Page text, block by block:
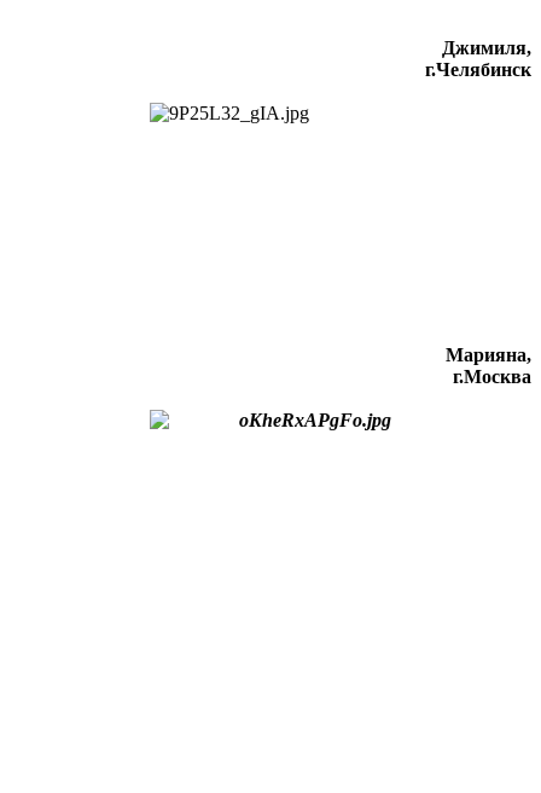
Джимиля,
г.Челябинск
Марияна,
г.Москва